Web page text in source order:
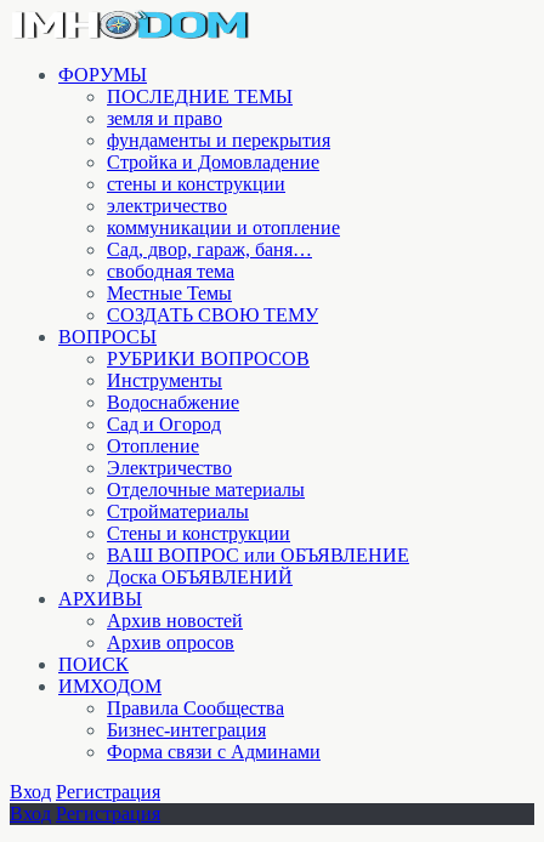
ФОРУМЫ
ПОСЛЕДНИЕ ТЕМЫ
земля и право
фундаменты и перекрытия
Стройка и Домовладение
стены и конструкции
электричество
коммуникации и отопление
Cад, двор, гараж, баня…
свободная тема
Местные Темы
СОЗДАТЬ СВОЮ ТЕМУ
ВОПРОСЫ
РУБРИКИ ВОПРОСОВ
Инструменты
Водоснабжение
Сад и Огород
Отопление
Электричество
Отделочные материалы
Стройматериалы
Стены и конструкции
ВАШ ВОПРОС или ОБЪЯВЛЕНИЕ
Доска ОБЪЯВЛЕНИЙ
АРХИВЫ
Архив новостей
Архив опросов
ПОИСК
ИМХОДОМ
Правила Сообщества
Бизнес-интеграция
Форма связи с Админами
Вход Регистрация
Вход Регистрация